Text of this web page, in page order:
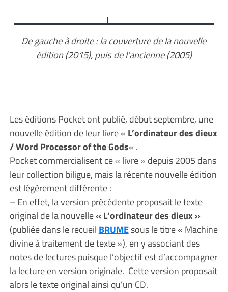
De gauche à droite : la couverture de la nouvelle
édition (2015), puis de l’ancienne (2005)
Les éditions Pocket ont publié, début septembre, une
nouvelle édition de leur livre « L’ordinateur des dieux
/ Word Processor of the Gods« .
Pocket commercialisent ce « livre » depuis 2005 dans
leur collection biligue, mais la récente nouvelle édition
est légèrement différente :
– En effet, la version précédente proposait le texte
original de la nouvelle« L’ordinateur des dieux »
(publiée dans le recueil BRUMEsous le titre « Machine
divine à traitement de texte »), en y associant des
notes de lectures puisque l’objectif est d’accompagner
la lecture en version originale. Cette version proposait
alors le texte original ainsi qu’un CD.